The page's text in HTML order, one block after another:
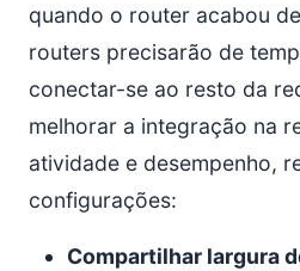
quando o router acabou
routers precisarão de
conectar-se ao resto da
melhorar a integração na
atividade e desempenho,
configurações:
Compartilhar largura